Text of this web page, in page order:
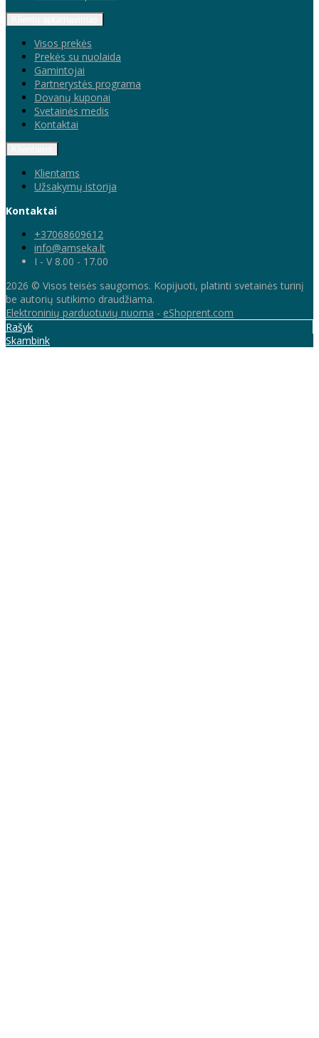
Visos prekės
Prekės su nuolaida
Gamintojai
Partnerystės programa
Dovanų kuponai
Svetainės medis
Kontaktai
Klientams
Užsakymų istorija
Kontaktai
+37068609612
info@amseka.lt
I - V 8.00 - 17.00
2026 © Visos teisės saugomos. Kopijuoti, platinti svetainės turinį
be autorių sutikimo draudžiama.
Elektroninių parduotuvių nuoma - eShoprent.com
Rašyk
Skambink